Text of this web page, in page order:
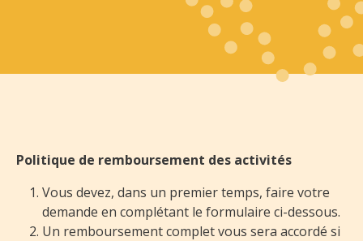
Politique de remboursement des activités
Vous devez, dans un premier temps, faire votre
demande en complétant le formulaire ci-dessous.
Un remboursement complet vous sera accordé si